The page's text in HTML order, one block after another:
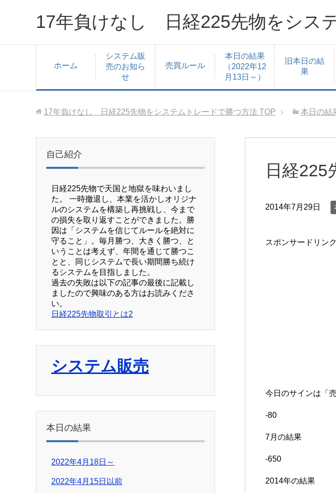
17年負けなし 日経225先物をシス
ホーム
システム販
売のお知ら
せ
売買ルール
本日の結果
（2022年12
月13日～）
旧本日の結
果
17年負けなし 日経225先物をシステムトレードで勝つ方法 TOP 本日の結
日経
2014年7月29日
スポンサードリンク
今日のサインは「
-80
7月の結果
-650
2014年の結果
自己紹介
日経225先物で天国と地獄を味わいまし
た。 一時撤退し、本業を活かしオリジナ
ルのシステムを構築し再挑戦し、今まで
の損失を取り返すことができました。勝
因は「システムを信じてルールを絶対に
守ること」。毎月勝つ、大きく勝つ、と
いうことは考えず、年間を通じて勝つこ
とと、同じシステムで長い期間勝ち続け
るシステムを目指しました。
過去の失敗は以下の記事の最後に記載し
ましたので興味のある方はお読みくださ
い。
日経225先物取引とは2
システム販売
本日の結果
2022年4月18日～
2022年4月15日以前